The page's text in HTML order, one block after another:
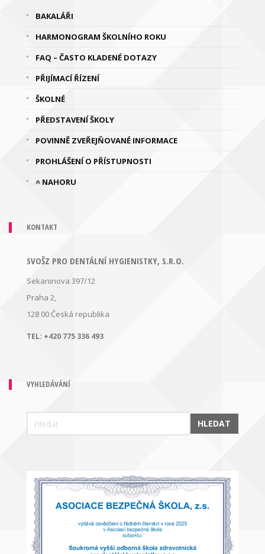
BAKALÁŘI
HARMONOGRAM ŠKOLNÍHO ROKU
FAQ – ČASTO KLADENÉ DOTAZY
PŘIJÍMACÍ ŘÍZENÍ
ŠKOLNÉ
PŘEDSTAVENÍ ŠKOLY
POVINNĚ ZVEŘEJŇOVANÉ INFORMACE
PROHLÁŠENÍ O PŘÍSTUPNOSTI
NAHORU
KONTAKT
SVOŠZ PRO DENTÁLNÍ HYGIENISTKY, S.R.O.
Sekaninova 397/12
Praha 2,
128 00 Česká republika
TEL: +420 775 336 493
VYHLEDÁVÁNÍ
HLEDAT